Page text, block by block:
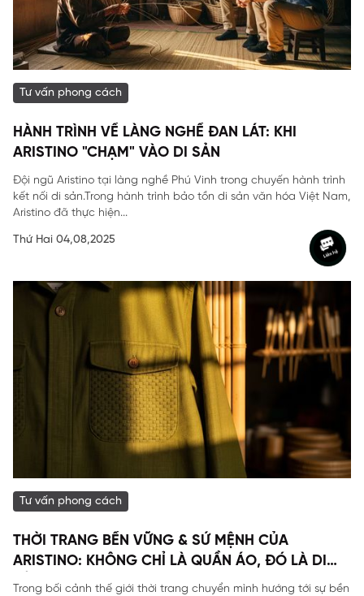
Tư vấn phong cách
HÀNH TRÌNH VỀ LÀNG NGHỀ ĐAN LÁT: KHI
ARISTINO "CHẠM" VÀO DI SẢN
Đội ngũ Aristino tại làng nghề Phú Vinh trong chuyến hành trình
kết nối di sản.Trong hành trình bảo tồn di sản văn hóa Việt Nam,
Aristino đã thực hiện...
Thứ Hai 04,08,2025
Tư vấn phong cách
THỜI TRANG BỀN VỮNG & SỨ MỆNH CỦA
ARISTINO: KHÔNG CHỈ LÀ QUẦN ÁO, ĐÓ LÀ DI
SẢN
Trong bối cảnh thế giới thời trang chuyển mình hướng tới sự bền